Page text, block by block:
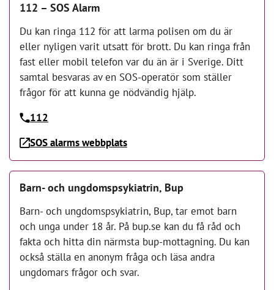
112 – SOS Alarm
Du kan ringa 112 för att larma polisen om du är
eller nyligen varit utsatt för brott. Du kan ringa från
fast eller mobil telefon var du än är i Sverige. Ditt
samtal besvaras av en SOS-operatör som ställer
frågor för att kunna ge nödvändig hjälp.
112
SOS alarms webbplats
Barn- och ungdomspsykiatrin, Bup
Barn- och ungdomspsykiatrin, Bup, tar emot barn
och unga under 18 år. På bup.se kan du få råd och
fakta och hitta din närmsta bup-mottagning. Du kan
också ställa en anonym fråga och läsa andra
ungdomars frågor och svar.